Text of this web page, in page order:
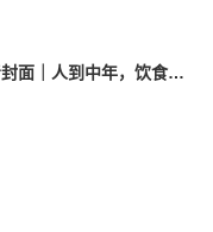
参考封面｜人到中年，饮食该如何调整？